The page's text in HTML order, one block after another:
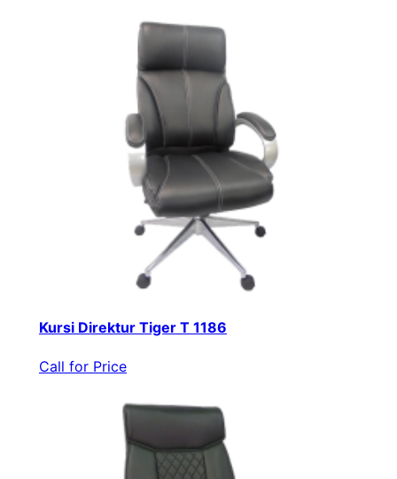
Kursi Direktur Tiger T 1186
Call for Price